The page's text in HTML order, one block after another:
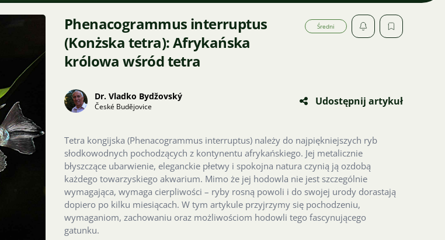
Phenacogrammus interruptus
(Konżska tetra): Afrykańska
królowa wśród tetra
Średni
Dr. Vladko Bydžovský
České Budějovice Udostępnij artykuł
Tetra kongijska (Phenacogrammus interruptus) należy do najpiękniejszych ryb
słodkowodnych pochodzących z kontynentu afrykańskiego. Jej metalicznie
błyszczące ubarwienie, eleganckie płetwy i spokojna natura czynią ją ozdobą
każdego towarzyskiego akwarium. Mimo że jej hodowla nie jest szczególnie
wymagająca, wymaga cierpliwości – ryby rosną powoli i do swojej urody dorastają
dopiero po kilku miesiącach. W tym artykule przyjrzymy się pochodzeniu,
wymaganiom, zachowaniu oraz możliwościom hodowli tego fascynującego
gatunku.